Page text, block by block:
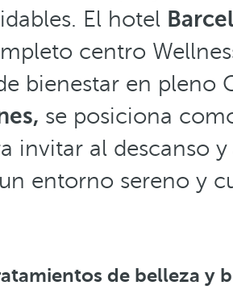
El hotel
centro
bienestar en pleno
se posiciona
invitar al descanso
entorno sereno y
de belleza y